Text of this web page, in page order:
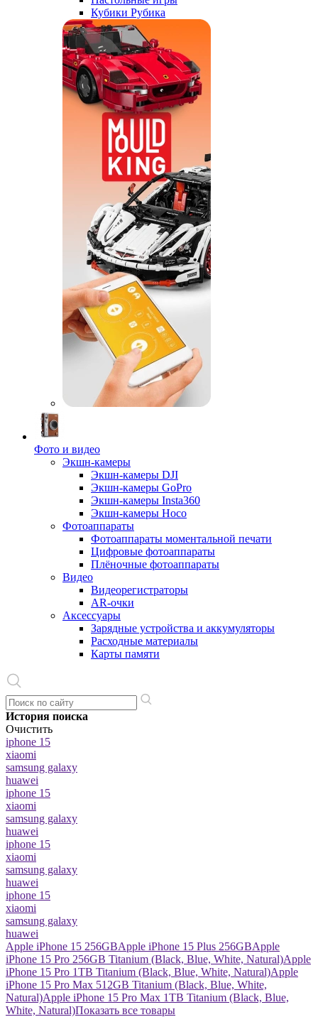
Кубики Рубика
Фото и видео
Экшн-камеры
Экшн-камеры DJI
Экшн-камеры GoPro
Экшн-камеры Insta360
Экшн-камеры Hoco
Фотоаппараты
Фотоаппараты моментальной печати
Цифровые фотоаппараты
Плёночные фотоаппараты
Видео
Видеорегистраторы
AR-очки
Аксессуары
Зарядные устройства и аккумуляторы
Расходные материалы
Карты памяти
История поиска
Очистить
iphone 15
xiaomi
samsung galaxy
huawei
iphone 15
xiaomi
samsung galaxy
huawei
iphone 15
xiaomi
samsung galaxy
huawei
iphone 15
xiaomi
samsung galaxy
huawei
Apple iPhone 15 256GBApple iPhone 15 Plus 256GBApple
iPhone 15 Pro 256GB Titanium (Black, Blue, White, Natural)Apple
iPhone 15 Pro 1TB Titanium (Black, Blue, White, Natural)Apple
iPhone 15 Pro Max 512GB Titanium (Black, Blue, White,
Natural)Apple iPhone 15 Pro Max 1TB Titanium (Black, Blue,
White, Natural)Показать все товары